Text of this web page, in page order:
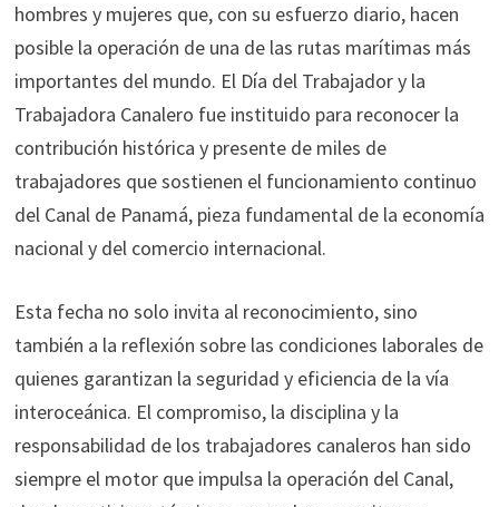
hombres y mujeres que, con su esfuerzo diario, hacen
posible la operación de una de las rutas marítimas más
importantes del mundo. El Día del Trabajador y la
Trabajadora Canalero fue instituido para reconocer la
contribución histórica y presente de miles de
trabajadores que sostienen el funcionamiento continuo
del Canal de Panamá, pieza fundamental de la economía
nacional y del comercio internacional.
Esta fecha no solo invita al reconocimiento, sino
también a la reflexión sobre las condiciones laborales de
quienes garantizan la seguridad y eficiencia de la vía
interoceánica. El compromiso, la disciplina y la
responsabilidad de los trabajadores canaleros han sido
siempre el motor que impulsa la operación del Canal,